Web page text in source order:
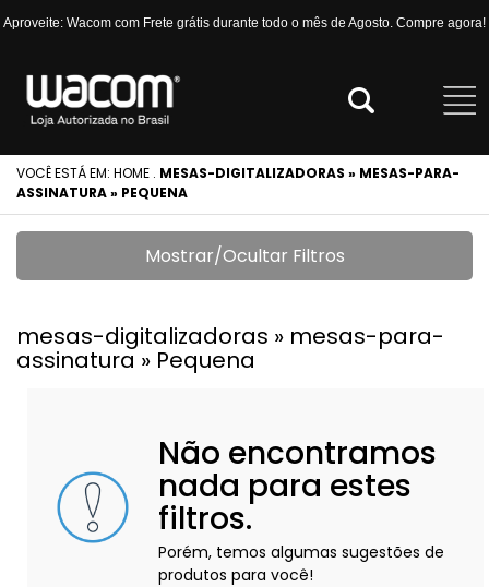
Aproveite: Wacom com Frete grátis durante todo o mês de Agosto. Compre agora!
VOCÊ ESTÁ EM: HOME . MESAS-DIGITALIZADORAS » MESAS-PARA-
ASSINATURA » PEQUENA
Mostrar/Ocultar Filtros
mesas-digitalizadoras » mesas-para-
assinatura » Pequena
Não encontramos
nada para estes
filtros.
Porém, temos algumas sugestões de
produtos para você!